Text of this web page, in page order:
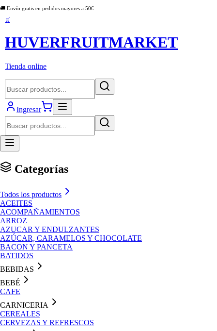
🚚 Envío gratis en pedidos mayores a 50€
🛒
HUVERFRUITMARKET
Tienda online
Ingresar
Categorías
Todos los productos
ACEITES
ACOMPAÑAMIENTOS
ARROZ
AZUCAR Y ENDULZANTES
AZÚCAR, CARAMELOS Y CHOCOLATE
BACON Y PANCETA
BATIDOS
BEBIDAS
BEBÉ
CAFE
CARNICERIA
CEREALES
CERVEZAS Y REFRESCOS